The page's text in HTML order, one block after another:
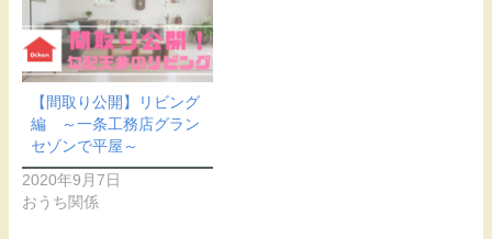
【間取り公開】リビング
編 ～一条工務店グラン
セゾンで平屋～
2020年9月7日
おうち関係